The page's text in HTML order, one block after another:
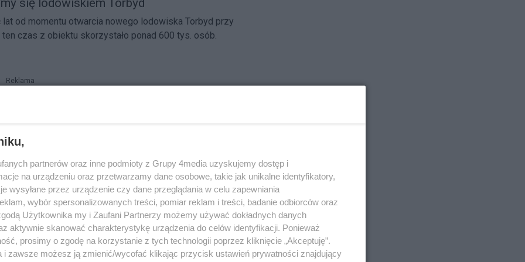
się lodowiskiem Torbyd
lat od momentu otwarcia nowego lodowiska Torbyd przy
czas z obiektu skorzystało ponad 600 tys. osób.
Reklama
do 12 lutego. Miasto zachęca, aby spędzić ten
1
przy Torbydzie?
przez bydgoszczan otwarcie kładki Esperanto. Jej
co stało się sporym utrudnieniem dla
uspokaja, że jeśli tylko pozwolą na to warunki
partnerów oraz inne podmioty z Grupy 4media uzyskujemy dostęp i
na urządzeniu oraz przetwarzamy dane osobowe, takie jak unikalne identyfikatory,
wysyłane przez urządzenie czy dane przeglądania w celu zapewniania
wybór spersonalizowanych treści, pomiar reklam i treści, badanie odbiorców oraz
Użytkownika my i Zaufani Partnerzy możemy używać dokładnych danych
aktywnie skanować charakterystykę urządzenia do celów identyfikacji. Ponieważ
prosimy o zgodę na korzystanie z tych technologii poprzez kliknięcie „Akceptuję”.
i zawsze możesz ją zmienić/wycofać klikając przycisk ustawień prywatności znajdujący